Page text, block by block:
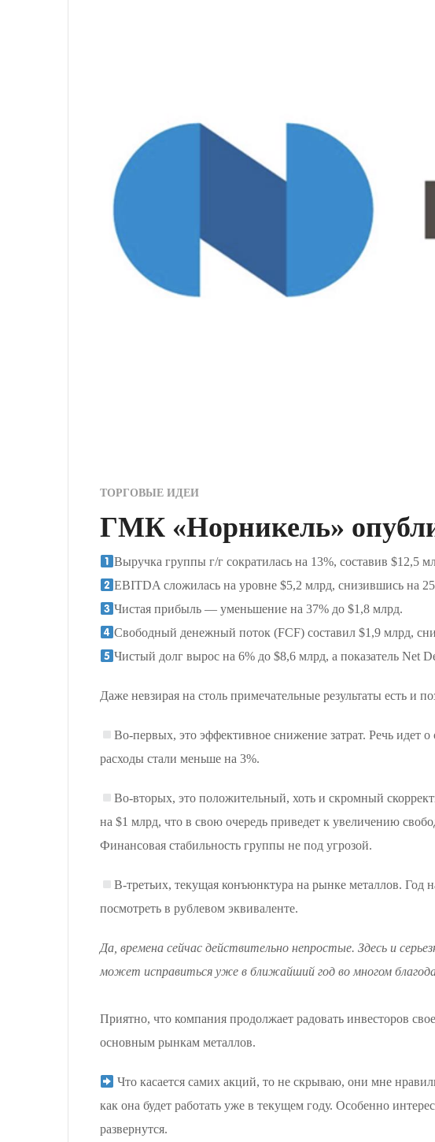
ТОРГОВЫЕ ИДЕИ
ГМК «Норникель»
Выручка группы г/г сократилась на 13%, составив $12,5
EBITDA сложилась на уровне $5,2 млрд, снизившись на
Чистая прибыль — уменьшение на 37% до $1,8 млрд.
Свободный денежный поток (FCF) составил $1,9 млрд,
Чистый долг вырос на 6% до $8,6 млрд, а показатель Net
Даже невзирая на столь примечательные результаты есть и
Во-первых, это эффективное снижение затрат. Речь идет
расходы стали меньше на 3%.
Во-вторых, это положительный, хоть и скромный
на $1 млрд, что в свою очередь приведет к увеличению
Финансовая стабильность группы не под угрозой.
В-третьих, текущая конъюнктура на рынке металлов. Год
посмотреть в рублевом эквиваленте.
Да, времена сейчас действительно непростые. Здесь и
может исправиться уже в ближайший год во многом
Приятно, что компания продолжает радовать инвесторов
основным рынкам металлов.
Что касается самих акций, то не скрываю, они мне
как она будет работать уже в текущем году. Особенно
развернутся.